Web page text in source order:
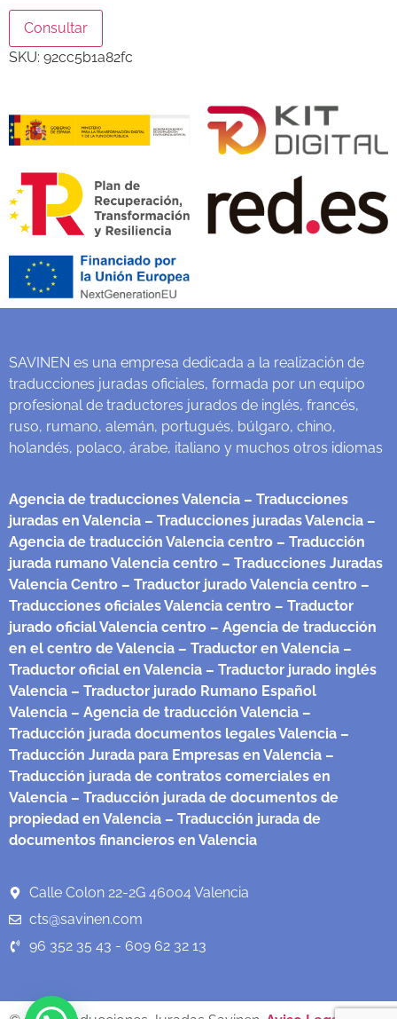
Consultar
SKU: 92cc5b1a82fc
SAVINEN es una empresa dedicada a la realización de
traducciones juradas oficiales, formada por un equipo
profesional de traductores jurados de inglés, francés,
ruso, rumano, alemán, portugués, búlgaro, chino,
holandés, polaco, árabe, italiano y muchos otros idiomas
Agencia de traducciones Valencia – Traducciones
juradas en Valencia – Traducciones juradas Valencia –
Agencia de traducción Valencia centro – Traducción
jurada rumano Valencia centro – Traducciones Juradas
Valencia Centro – Traductor jurado Valencia centro –
Traducciones oficiales Valencia centro – Traductor
jurado oficial Valencia centro – Agencia de traducción
en el centro de Valencia – Traductor en Valencia –
Traductor oficial en Valencia – Traductor jurado inglés
Valencia – Traductor jurado Rumano Español
Valencia – Agencia de traducción Valencia –
Traducción jurada documentos legales Valencia –
Traducción Jurada para Empresas en Valencia –
Traducción jurada de contratos comerciales en
Valencia – Traducción jurada de documentos de
propiedad en Valencia – Traducción jurada de
documentos financieros en Valencia
Calle Colon 22-2G 46004 Valencia
cts@savinen.com
96 352 35 43 - 609 62 32 13